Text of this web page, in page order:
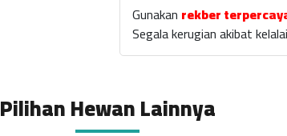
Gunakan rekber
Segala kerugian akibat
Pilihan Hewan Lainnya